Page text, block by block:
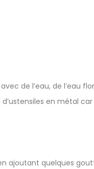
de l’eau, de l’eau
d’ustensiles en métal
ajoutant quelques